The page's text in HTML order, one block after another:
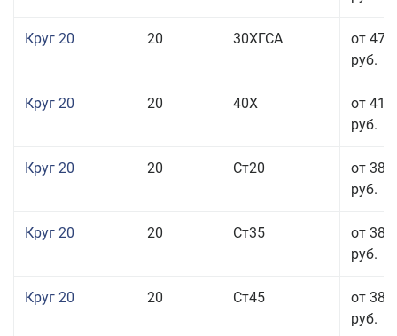
Круг 20 20 30ХГСА
от 47
руб.
Круг 20 20 40Х
от 41
руб.
Круг 20 20 Ст20
от 38
руб.
Круг 20 20 Ст35
от 38
руб.
Круг 20 20 Ст45
от 38
руб.